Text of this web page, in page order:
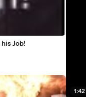
Job!
1:42